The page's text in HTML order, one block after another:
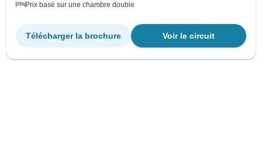
Prix basé sur une chambre double
Voir le circuit
Télécharger la brochure